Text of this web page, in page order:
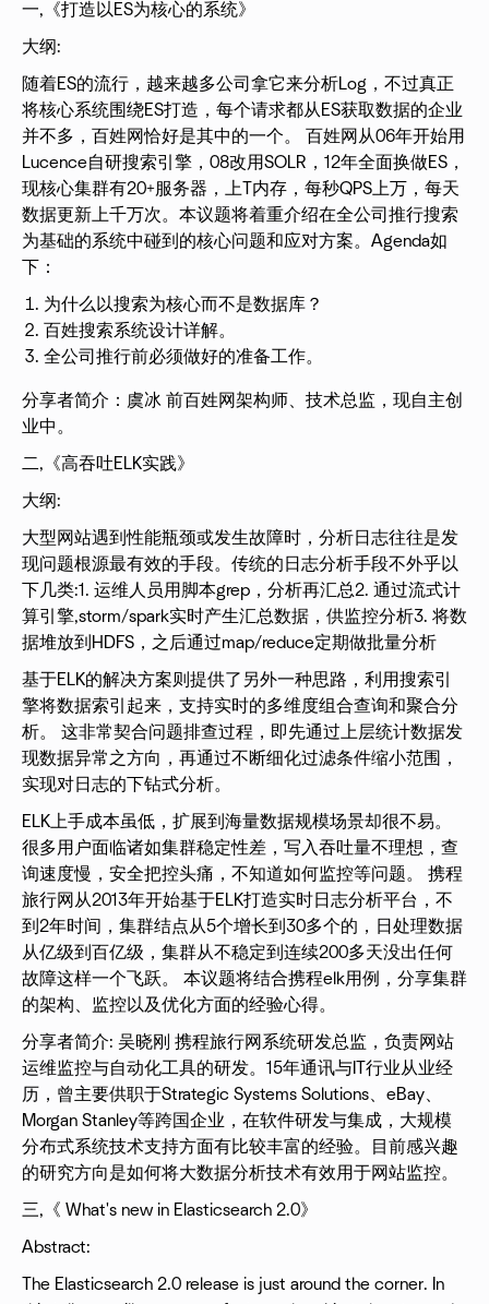
一,《打造以ES为核心的系统》
大纲:
随着ES的流行，越来越多公司拿它来分析Log，不过真正
将核心系统围绕ES打造，每个请求都从ES获取数据的企业
并不多，百姓网恰好是其中的一个。 百姓网从06年开始用
Lucence自研搜索引擎，08改用SOLR，12年全面换做ES，
现核心集群有20+服务器，上T内存，每秒QPS上万，每天
数据更新上千万次。本议题将着重介绍在全公司推行搜索
为基础的系统中碰到的核心问题和应对方案。Agenda如
下：
为什么以搜索为核心而不是数据库？
百姓搜索系统设计详解。
全公司推行前必须做好的准备工作。
分享者简介：虞冰 前百姓网架构师、技术总监，现自主创
业中。
二,《高吞吐ELK实践》
大纲:
大型网站遇到性能瓶颈或发生故障时，分析日志往往是发
现问题根源最有效的手段。传统的日志分析手段不外乎以
下几类:1. 运维人员用脚本grep，分析再汇总2. 通过流式计
算引擎,storm/spark实时产生汇总数据，供监控分析3. 将数
据堆放到HDFS，之后通过map/reduce定期做批量分析
基于ELK的解决方案则提供了另外一种思路，利用搜索引
擎将数据索引起来，支持实时的多维度组合查询和聚合分
析。 这非常契合问题排查过程，即先通过上层统计数据发
现数据异常之方向，再通过不断细化过滤条件缩小范围，
实现对日志的下钻式分析。
ELK上手成本虽低，扩展到海量数据规模场景却很不易。
很多用户面临诸如集群稳定性差，写入吞吐量不理想，查
询速度慢，安全把控头痛，不知道如何监控等问题。 携程
旅行网从2013年开始基于ELK打造实时日志分析平台，不
到2年时间，集群结点从5个增长到30多个的，日处理数据
从亿级到百亿级，集群从不稳定到连续200多天没出任何
故障这样一个飞跃。 本议题将结合携程elk用例，分享集群
的架构、监控以及优化方面的经验心得。
分享者简介: 吴晓刚 携程旅行网系统研发总监，负责网站
运维监控与自动化工具的研发。15年通讯与IT行业从业经
历，曾主要供职于Strategic Systems Solutions、eBay、
Morgan Stanley等跨国企业，在软件研发与集成，大规模
分布式系统技术支持方面有比较丰富的经验。目前感兴趣
的研究方向是如何将大数据分析技术有效用于网站监控。
三,《 What's new in Elasticsearch 2.0》
Abstract:
The Elasticsearch 2.0 release is just around the corner. In